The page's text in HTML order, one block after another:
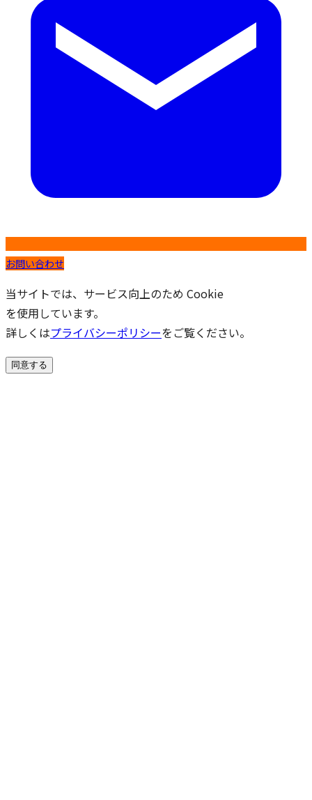
お問い合わせ
当サイトでは、サービス向上のため Cookie
を使用しています。
詳しくはプライバシーポリシーをご覧ください。
同意する